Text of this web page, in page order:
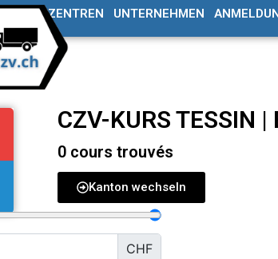
UNTERNEHMEN
CZV-KURS TESSIN |
0 cours trouvés
Kanton wechseln
CHF